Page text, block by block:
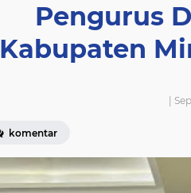
Pengurus
Kabupaten
|
komentar